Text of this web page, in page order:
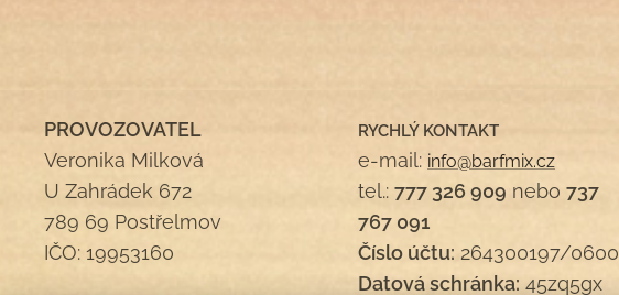
PROVOZOVATEL
Veronika Milková
U Zahrádek 672
789 69 Postřelmov
IČO: 19953160
RYCHLÝ KONTAKT
e-mail: info@barfmix.cz
tel.:777 326 909 nebo737
767 091
Číslo účtu: 264300197/0600
Datová schránka: 45zq5gx